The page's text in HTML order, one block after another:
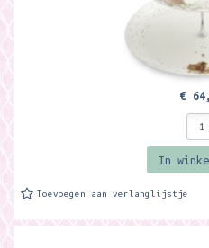
€
In
Toevoegen aan verlanglijstje